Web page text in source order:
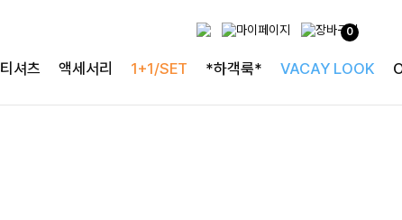
0
티셔츠 액세서리 1+1/SET *하객룩* VACAY LOOK
특별한 날을 빛내는
하객룩의 정석